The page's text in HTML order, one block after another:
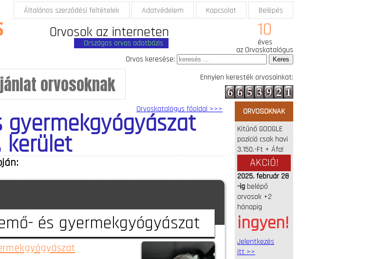
Orvos keresése:
Általános szerződési feltételek Adatvédelem Kapcsolat Belépés
Orvosok az interneten
Országos orvos adatbázis
10
éves
az Orvoskatalógus
Ennyien keresték orvosainkat:
orvosoknak
Orvoskatalógus főoldal >>>
gyermekgyógyászat
kerület
és gyermekgyógyászat
ORVOSOKNAK
Kitűnő GOOGLE
pozíció csak havi
3.150.-Ft + Áfa!
AKCIÓ!
2025. február 28
-ig belépő
orvosok +2
hónapig
ingyen!
Jelentkezés
itt >>